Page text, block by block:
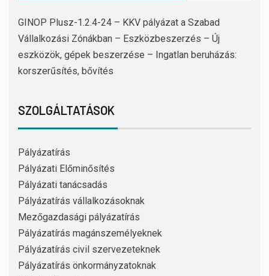
GINOP Plusz-1.2.4-24 – KKV pályázat a Szabad
Vállalkozási Zónákban – Eszközbeszerzés – Új
eszközök, gépek beszerzése – Ingatlan beruházás:
korszerűsítés, bővítés
SZOLGÁLTATÁSOK
Pályázatírás
Pályázati Előminősítés
Pályázati tanácsadás
Pályázatírás vállalkozásoknak
Mezőgazdasági pályázatírás
Pályázatírás magánszemélyeknek
Pályázatírás civil szervezeteknek
Pályázatírás önkormányzatoknak